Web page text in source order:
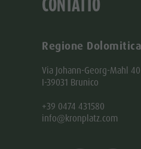
CONTATTO
Regione
Via Johann-Georg-Mahl 40
I-39031 Brunico
+39 0474 431580
info@kronplatz.com